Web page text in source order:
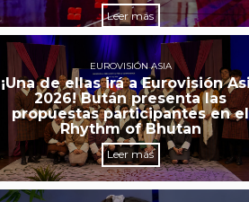
Leer más
EUROVISIÓN ASIA
¡Una de ellas irá a Eurovisión
2026! Bután presenta las
propuestas participantes en el
Rhythm of Bhutan
Leer más